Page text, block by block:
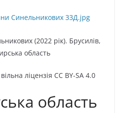
(2022 рік). Брусилів,
область
ліцензія CC BY-SA 4.0
область